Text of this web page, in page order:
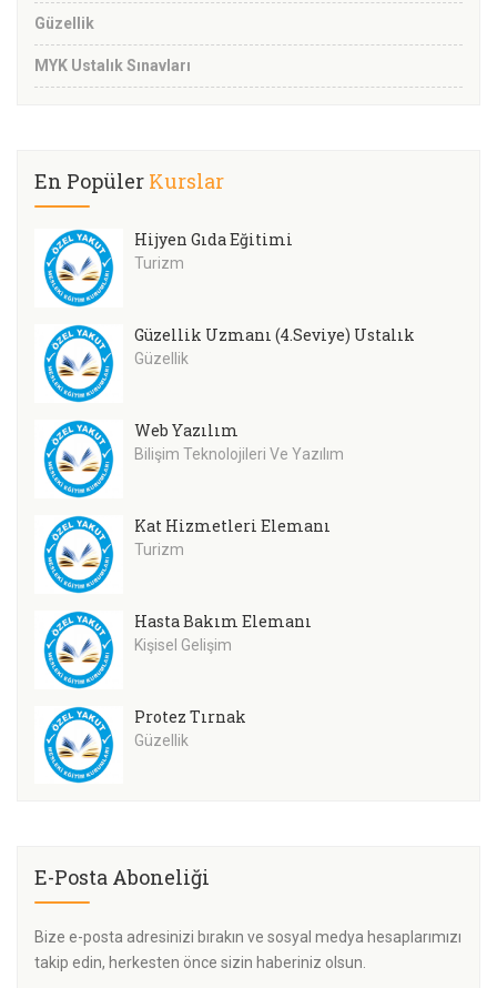
Güzellik
MYK Ustalık Sınavları
En Popüler Kurslar
Hijyen Gıda Eğitimi
Turizm
Güzellik Uzmanı (4.Seviye) Ustalık
Güzellik
Web Yazılım
Bilişim Teknolojileri Ve Yazılım
Kat Hizmetleri Elemanı
Turizm
Hasta Bakım Elemanı
Kişisel Gelişim
Protez Tırnak
Güzellik
E-Posta Aboneliği
Bize e-posta adresinizi bırakın ve sosyal medya hesaplarımızı
takip edin, herkesten önce sizin haberiniz olsun.